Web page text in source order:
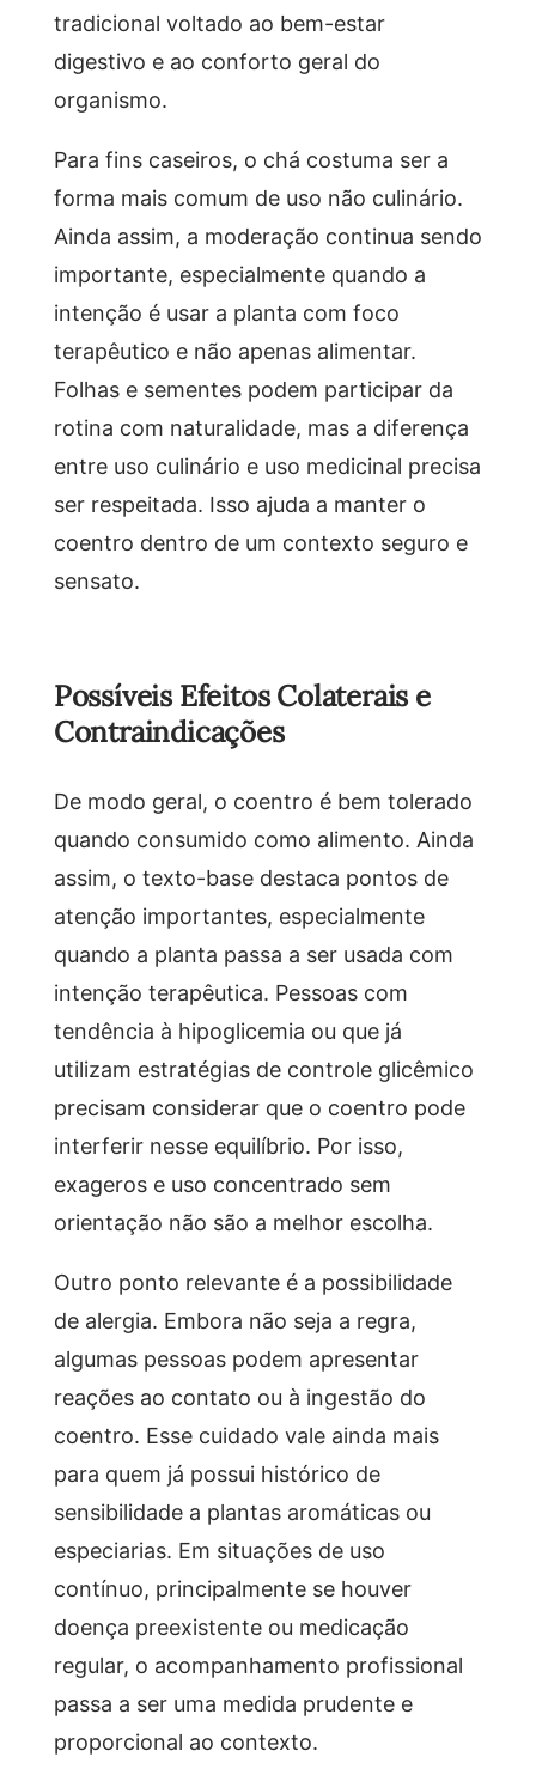
tradicional voltado ao bem-estar
digestivo e ao conforto geral do
organismo.
Para fins caseiros, o chá costuma ser a
forma mais comum de uso não culinário.
Ainda assim, a moderação continua sendo
importante, especialmente quando a
intenção é usar a planta com foco
terapêutico e não apenas alimentar.
Folhas e sementes podem participar da
rotina com naturalidade, mas a diferença
entre uso culinário e uso medicinal precisa
ser respeitada. Isso ajuda a manter o
coentro dentro de um contexto seguro e
sensato.
Possíveis Efeitos Colaterais e
Contraindicações
De modo geral, o coentro é bem tolerado
quando consumido como alimento. Ainda
assim, o texto-base destaca pontos de
atenção importantes, especialmente
quando a planta passa a ser usada com
intenção terapêutica. Pessoas com
tendência à hipoglicemia ou que já
utilizam estratégias de controle glicêmico
precisam considerar que o coentro pode
interferir nesse equilíbrio. Por isso,
exageros e uso concentrado sem
orientação não são a melhor escolha.
Outro ponto relevante é a possibilidade
de alergia. Embora não seja a regra,
algumas pessoas podem apresentar
reações ao contato ou à ingestão do
coentro. Esse cuidado vale ainda mais
para quem já possui histórico de
sensibilidade a plantas aromáticas ou
especiarias. Em situações de uso
contínuo, principalmente se houver
doença preexistente ou medicação
regular, o acompanhamento profissional
passa a ser uma medida prudente e
proporcional ao contexto.